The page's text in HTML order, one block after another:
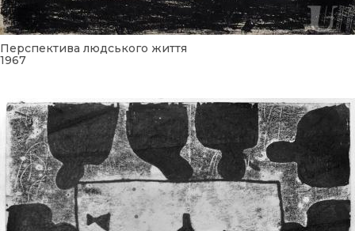
Перспектива людського життя
1967